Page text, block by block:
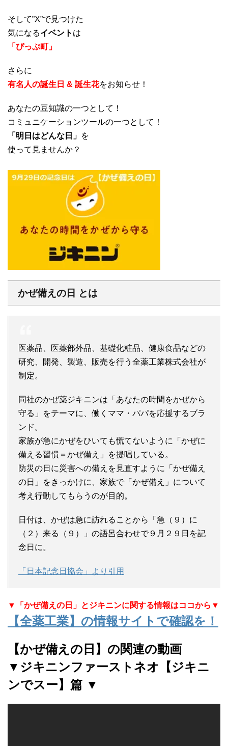
そして”X”で見つけた
気になるイベント は
「ぴっぷ町」
さらに
有名人の誕生日 & 誕生花をお知らせ！
あなたの豆知識の一つとして！
コミュニケーションツールの一つとして！
「明日はどんな日」 を
使って見ませんか？
かぜ備えの日 とは
医薬品、医薬部外品、基礎化粧品、健康食品などの
研究、開発、製造、販売を行う全薬工業株式会社が
制定。
同社のかぜ薬ジキニンは「あなたの時間をかぜから
守る」をテーマに、働くママ・パパを応援するブラ
ンド。
家族が急にかぜをひいても慌てないように「かぜに
備える習慣＝かぜ備え」を提唱している。
防災の日に災害への備えを見直すように「かぜ備え
の日」をきっかけに、家族で「かぜ備え」について
考え行動してもらうのが目的。
日付は、かぜは急に訪れることから「急（９）に
（２）来る（９）」の語呂合わせで９月２９日を記
念日に。
「日本記念日協会」より引用
▼「かぜ備えの日」とジキニンに関する情報はココから▼
【全薬工業】の情報サイトで確認を！
【かぜ備えの日】の関連の動画
▼ジキニンファーストネオ【ジキニ
ンでスー】篇 ▼